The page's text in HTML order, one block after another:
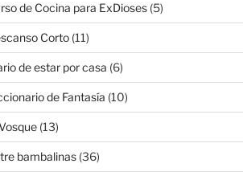
de Cocina para ExDioses(5)
Corto(11)
de estar por casa (6)
de Fantasía (10)
(13)
bambalinas(36)